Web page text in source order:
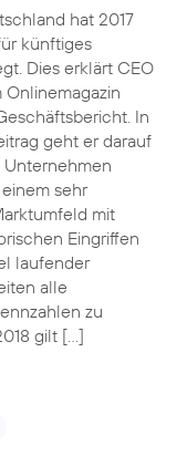
hat 2017
künftiges
Dies erklärt CEO
Onlinemagazin
In
geht er darauf
Unternehmen
sehr
mit
Eingriffen
laufender
alle
zu
gilt […]